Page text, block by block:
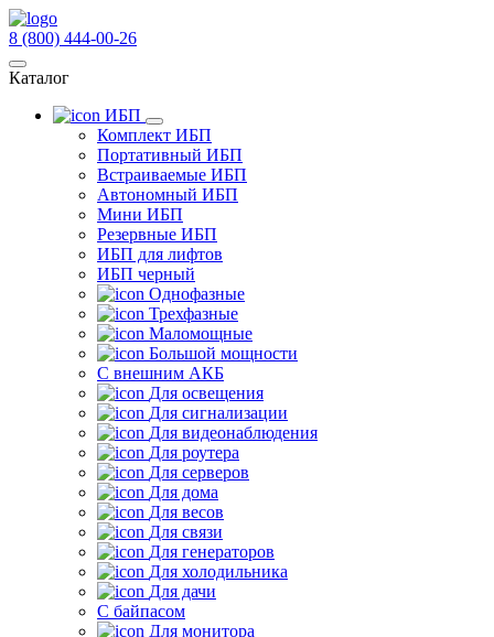
8 (800) 444-00-26
Каталог
ИБП
Комплект ИБП
Портативный ИБП
Встраиваемые ИБП
Автономный ИБП
Мини ИБП
Резервные ИБП
ИБП для лифтов
ИБП черный
Однофазные
Трехфазные
Маломощные
Большой мощности
С внешним АКБ
Для освещения
Для сигнализации
Для видеонаблюдения
Для роутера
Для серверов
Для дома
Для весов
Для связи
Для генераторов
Для холодильника
Для дачи
С байпасом
Для монитора